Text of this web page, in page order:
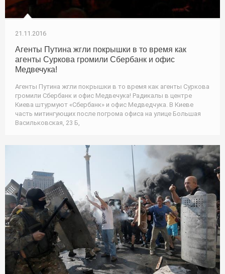
21.11.2016
Агенты Путина жгли покрышки в то время как
агенты Суркова громили Сбербанк и офис
Медвечука!
Агенты Путина жгли покрышки в то время как агенты Суркова
громили Сбербанк и офис Медвечука! Радикалы в центре
Киева штурмуют «Сбербанк» и офис Медведчука. В Киеве
часть митингующих после погрома офиса на улице Большая
Васильковская, 23 Б,